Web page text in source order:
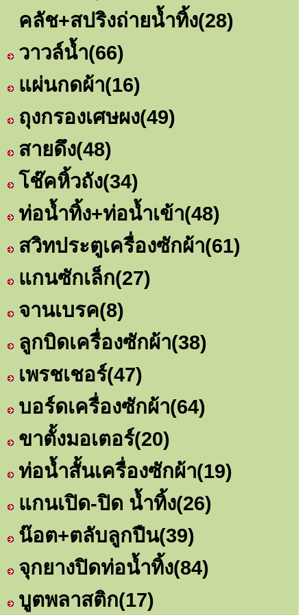
คลัช+สปริงถ่ายน้ำทิ้ง(28)
วาวล์น้ำ(66)
แผ่นกดผ้า(16)
ถุงกรองเศษผง(49)
สายดึง(48)
โช๊คหิ้วถัง(34)
ท่อน้ำทิ้ง+ท่อน้ำเข้า(48)
สวิทประตูเครื่องซักผ้า(61)
แกนซักเล็ก(27)
จานเบรค(8)
ลูกบิดเครื่องซักผ้า(38)
เพรชเชอร์(47)
บอร์ดเครื่องซักผ้า(64)
ขาตั้งมอเตอร์(20)
ท่อน้ำสั้นเครื่องซักผ้า(19)
แกนเปิด-ปิด น้ำทิ้ง(26)
น๊อต+ตลับลูกปืน(39)
จุกยางปิดท่อน้ำทิ้ง(84)
บูตพลาสติก(17)